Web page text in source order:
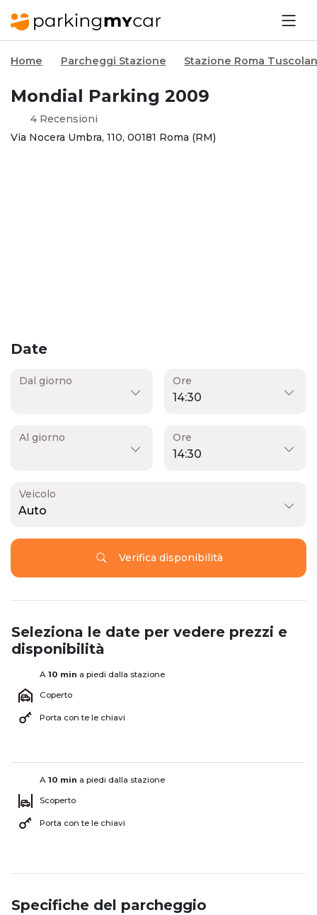
Home Parcheggi Stazione Stazione Roma
Mondial Parking 2009
4 Recensioni
Via Nocera Umbra, 110, 00181 Roma (RM)
Date
Dal giorno Ore
Al giorno Ore
Veicolo
Auto
Verifica disponibilità
Seleziona le date per vedere prezzi e
disponibilità
A 10 min a piedi dalla stazione
Coperto
Porta con te le chiavi
A 10 min a piedi dalla stazione
Scoperto
Porta con te le chiavi
Specifiche del parcheggio